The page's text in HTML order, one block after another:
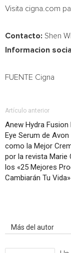
Visita cigna.com
Contacto: Shen
Informacion
FUENTE Cigna
Artículo anterior
Anew Hydra Fusion
Eye Serum de
como la Mejor
por la revista Marie
los «25 Mejores
Cambiarán Tu Vida»
Más del autor